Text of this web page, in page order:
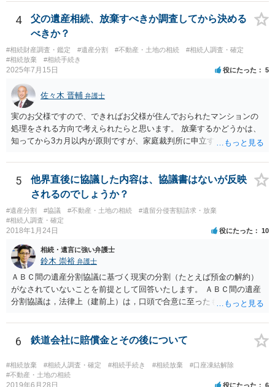
4
父の遺産相続、放棄すべきか調査してから決める
べきか？
#相続財産調査・鑑定 #遺産分割 #不動産・土地の相続
#相続人調査・確定
#相続放棄
#相続手続き
2025年7月15日 役にたった 5
佐々木 晋輔 弁護士
実のお父様ですので、できればお父様が住んでおられたマンションの
処理をされる方向で考えられたらと思います。 放棄するかどうかは、
知ってから3カ月以内が原則ですが、家庭裁判所に申立すれば3カ月の
放棄するかどうか決めることができます。 銀行やサラ金が数年も放置
することはありませんので、数年後に借金が発見される可能性はほぼ
ありません。 なお、私が扱った相続放棄を検討していた案件で、期間
伸長して調査したところ、サラ金に対する過払金など相当な財産が見
つかったため相続したという事例がありました。
5
他界直後に協議した内容は、協議書はないが反映
されるのでしょうか？
#遺産分割 #協議 #不動産・土地の相続
#遺留分侵害額請求・放棄
#相続人調査・確定
2018年1月24日 役にたった 10
相続・遺言に強い弁護士
鈴木 崇裕 弁護士
ＡＢＣ間の遺産分割協議に基づく現実の分割（たとえば預金の解約）
がなされていないことを前提として回答いたします。 ＡＢＣ間の遺産
分割協議は，法律上（建前上）は，口頭で合意に至ったものであって
ん。 また，不動産の名義を移転するためには，遺産分割協議書への署
名捺印を得る必要があります。 したがって，残念ながら，「ＡＢＣ間
の遺産分割協議が有効に成立している」という前提に基づく主張は困
難と思われます。 「ＡＢＣ間の遺産分割協議は未了のまま，ＡとＢが
死亡し，二次相続が発生した」という前提に基づいて協議を進める必
6 鉄道会社に賠償金とその後について
#相続放棄 #相続人調査・確定 #相続手続き #相続放棄
#口座凍結解除
#不動産・土地の相続
2019年6月28日 役にたった 6